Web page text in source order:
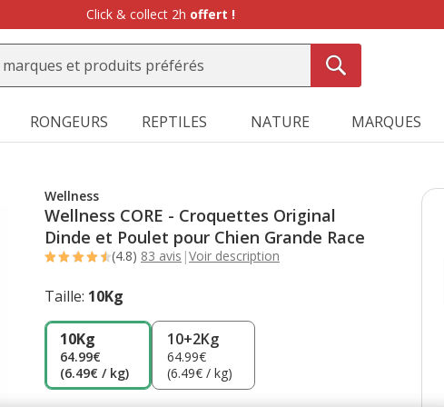
sur votre première commande* avec Animalis+ |
RONGEURS REPTILES NATURE MARQUES
Wellness
Wellness CORE - Croquettes Original
Dinde et Poulet pour Chien Grande Race
(4.8) 83 avis |Voir description
Taille: 10Kg
10Kg
64.99€
(6.49€ / kg)
10+2Kg
64.99€
(6.49€ / kg)